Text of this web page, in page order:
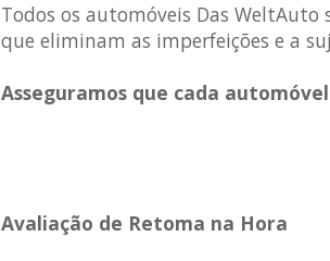
Todos os automóveis Das WeltAuto
que eliminam as imperfeições e a
Asseguramos que cada
Avaliação de Retoma na Hora